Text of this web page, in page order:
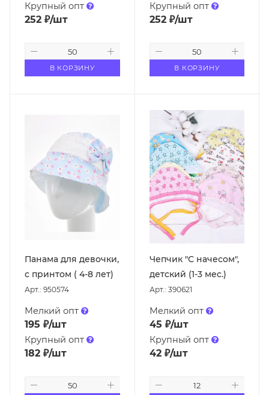
Крупный опт
252 ₽/шт
В КОРЗИНУ
Крупный опт
252₽/шт
В КОРЗИНУ
Панама для девочки,
с принтом ( 4-8 лет)
Арт.: 950574
Мелкий опт
195 ₽/шт
Крупный опт
182 ₽/шт
Чепчик "С начесом",
детский (1-3 мес.)
Арт.: 390621
Мелкий опт
45 ₽/шт
Крупный опт
42₽/шт